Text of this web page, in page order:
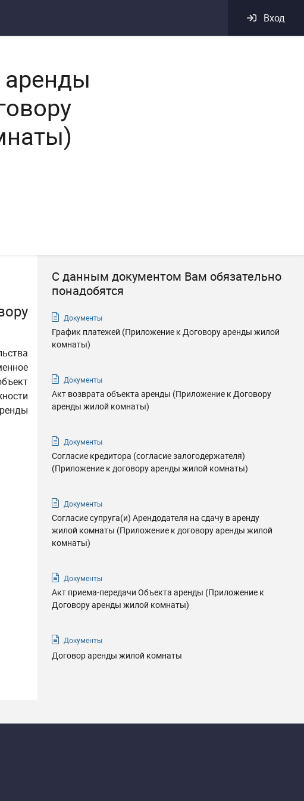
Вход
аренды
С данным документом Вам обязательно
понадобятся
Документы
График платежей (Приложение к Договору аренды жилой
комнаты)
Документы
Акт возврата объекта аренды (Приложение к Договору
аренды жилой комнаты)
Документы
Согласие кредитора (согласие залогодержателя)
(Приложение к договору аренды жилой комнаты)
Документы
Согласие супруга(и) Арендодателя на сдачу в аренду
жилой комнаты (Приложение к договору аренды жилой
комнаты)
Документы
Акт приема-передачи Объекта аренды (Приложение к
Договору аренды жилой комнаты)
Документы
Договор аренды жилой комнаты